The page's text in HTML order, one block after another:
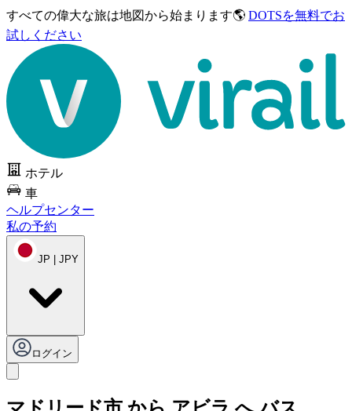
すべての偉大な旅は地図から始まります🌎 DOTSを無料でお
試しください
ホテル
車
ヘルプセンター
私の予約
JP | JPY
ログイン